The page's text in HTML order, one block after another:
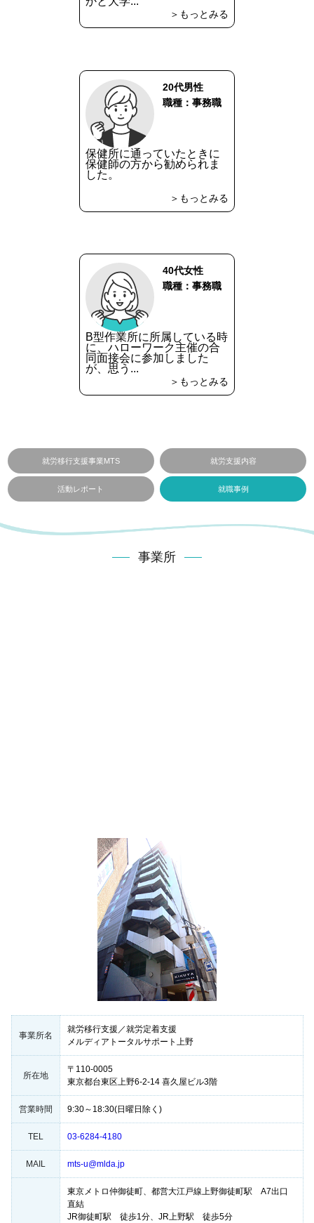
＞もっとみる
20代男性
職種：事務職
保健所に通っていたときに
保健師の方から勧められま
した。
＞もっとみる
40代女性
職種：事務職
B型作業所に所属している時
に、ハローワーク主催の合
同面接会に参加しました
が、思う...
＞もっとみる
就労移行支援事業MTS 就労支援内容
活動レポート 就職事例
事業所
事業所名
就労移行支援／就労定着支援
メルディアトータルサポート上野
所在地
〒110-0005
東京都台東区上野6-2-14 喜久屋ビル3階
営業時間 9:30～18:30(日曜日除く)
TEL 03-6284-4180
MAIL mts-u@mlda.jp
東京メトロ仲御徒町、都営大江戸線上野御徒町駅 A7出口
直結
JR御徒町駅 徒歩1分、JR上野駅 徒歩5分